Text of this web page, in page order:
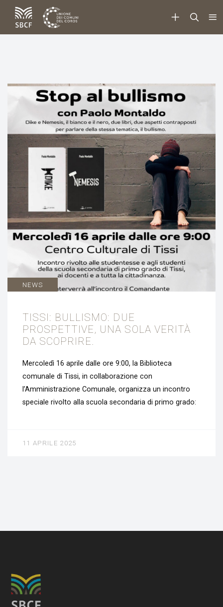
NEWS
TISSI: BULLISMO: DUE
PROSPETTIVE, UNA SOLA VERITÀ
DA SCOPRIRE.
Mercoledì 16 aprile dalle ore 9:00, la Biblioteca
comunale di Tissi, in collaborazione con
l’Amministrazione Comunale, organizza un incontro
speciale rivolto alla scuola secondaria di primo grado:
11 APRILE 2025